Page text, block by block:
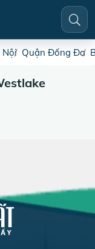
Nội Quận Đống Đa